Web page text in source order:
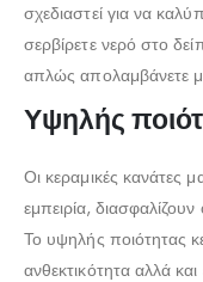
σχεδιαστεί για να
σερβίρετε νερό στο
απλώς απολαμβάνετε
Υψηλής
Οι κεραμικές κανάτες
εμπειρία, διασφαλίζουν
Το υψηλής ποιότητας
ανθεκτικότητα αλλά